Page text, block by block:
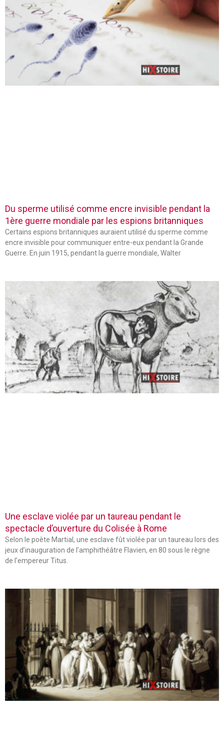
Du sperme utilisé comme encre invisible pendant la
1ère guerre mondiale par les espions britanniques
Certains espions britanniques auraient utilisé du sperme comme
encre invisible pour communiquer entre-eux pendant la Grande
Guerre. En juin 1915, pendant la guerre mondiale, Walter
Une esclave violée par un taureau pendant le
spectacle d’ouverture du Colisée à Rome
Selon le poète Martial, une esclave fût violée par un taureau lors des
jeux d’inauguration de l’amphithéâtre Flavien, en 80 sous le règne
de l’empereur Titus.